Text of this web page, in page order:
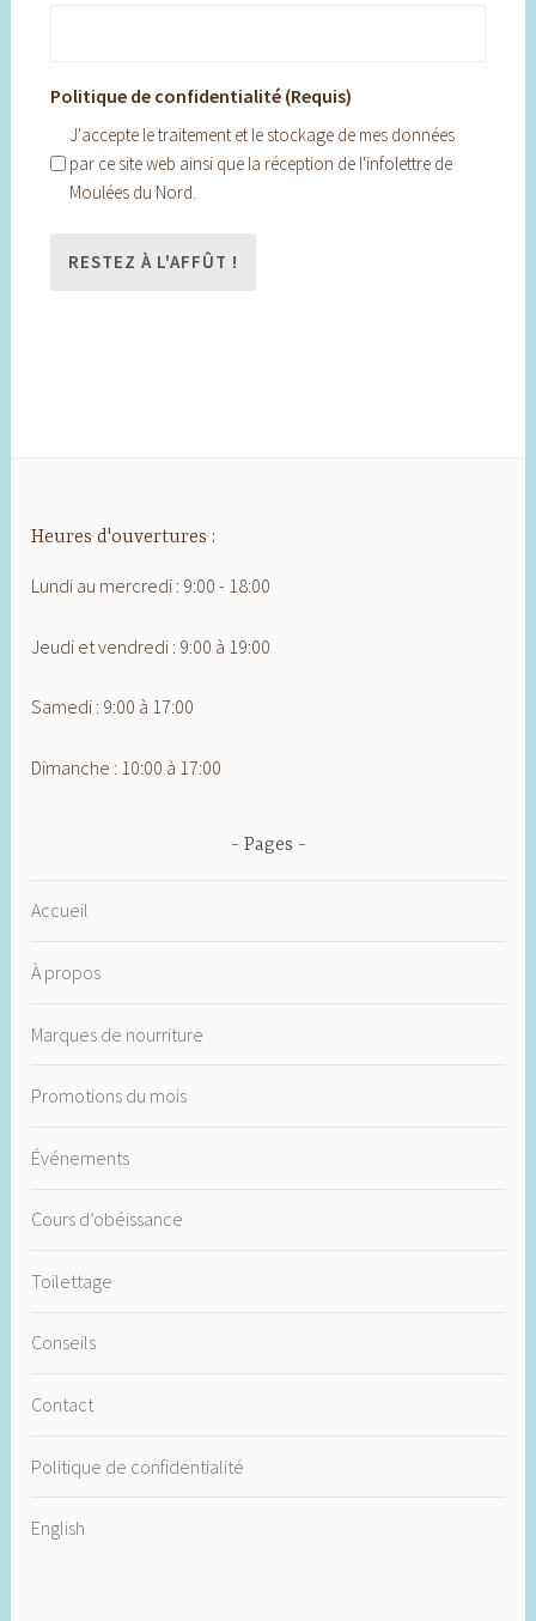
Politique de confidentialité (Requis)
J'accepte le traitement et le stockage de mes données
par ce site web ainsi que la réception de l'infolettre de
Moulées du Nord.
Heures d'ouvertures :
Lundi au mercredi : 9:00 - 18:00
Jeudi et vendredi : 9:00 à 19:00
Samedi : 9:00 à 17:00
Dimanche : 10:00 à 17:00
Pages
Accueil
À propos
Marques de nourriture
Promotions du mois
Événements
Cours d’obéissance
Toilettage
Conseils
Contact
Politique de confidentialité
English